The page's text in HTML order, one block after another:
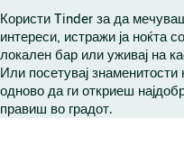
Користи Tinder за да
интереси, истражи ја ноќта
локален бар или уживај на
Или посетувај
одново да ги откриеш
правиш во градот.